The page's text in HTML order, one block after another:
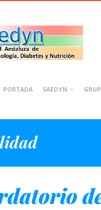
PORTADA SAEDYN